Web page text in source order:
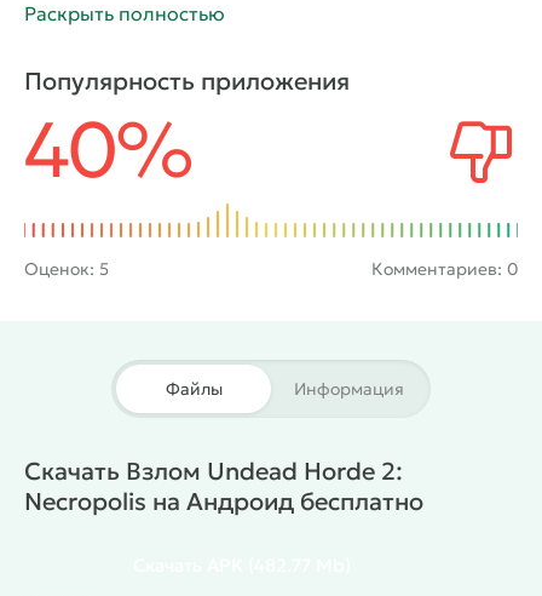
разрушенный город и начинает постепенно
врагов и превращать их в верных солдат. Игра
сочетает быстрые сражения, управление отрядом
и развитие собственного королевства нежити.
Каждый бой приносит новых бойцов, ресурсы и
улучшения для армии. Мир здесь постоянно
меняется. Чем дальше продвигается игрок, тем
больше открывается новых врагов, способностей
система в Undead Horde 2 строится вокруг
постоянного контроля армии и правильного
атакует врагов магией и оружием, а затем
поднимает павших противников прямо во время
битвы. В распоряжении появляются скелеты, духи,
Раскрыть полностью
Популярность приложения
40%
Оценок: 5 Комментариев: 0
Файлы Информация
Скачать Взлом Undead Horde 2:
Necropolis на Андроид бесплатно